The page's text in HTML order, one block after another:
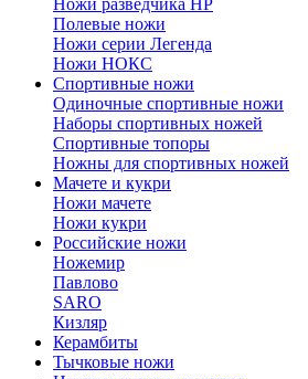
Ножи разведчика НР
Полевые ножи
Ножи серии Легенда
Ножи НОКС
Спортивные ножи
Одиночные спортивные ножи
Наборы спортивных ножей
Спортивные топоры
Ножны для спортивных ножей
Мачете и кукри
Ножи мачете
Ножи кукри
Российские ножи
Ножемир
Павлово
SARO
Кизляр
Керамбиты
Тычковые ножи